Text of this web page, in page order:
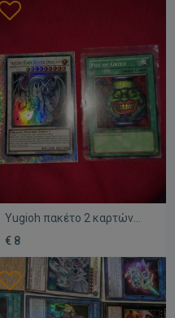
Yugioh πακέτο 2 καρτών
μεταχειρισμένο
€ 8